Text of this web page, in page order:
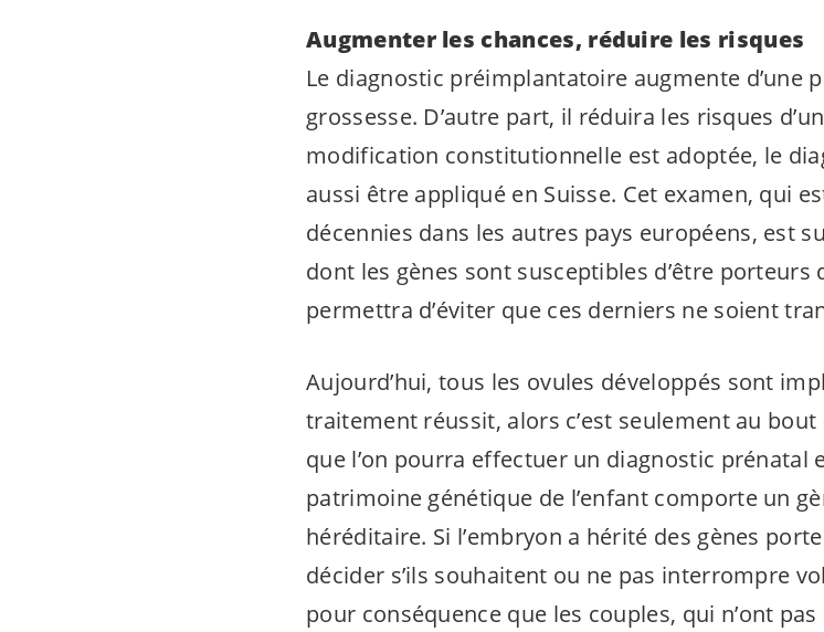
Augmenter les chances, réduire les risques
Le diagnostic préimplantatoire augmente d’une
grossesse. D’autre part, il réduira les risques
modification constitutionnelle est adoptée, le
aussi être appliqué en Suisse. Cet examen, qui
décennies dans les autres pays européens, est
dont les gènes sont susceptibles d’être
permettra d’éviter que ces derniers ne soient
Aujourd’hui, tous les ovules développés sont
traitement réussit, alors c’est seulement au
que l’on pourra effectuer un diagnostic prénatal
patrimoine génétique de l’enfant comporte un
héréditaire. Si l’embryon a hérité des gènes
décider s’ils souhaitent ou ne pas interrompre
pour conséquence que les couples, qui n’ont